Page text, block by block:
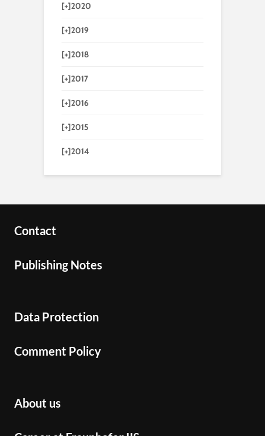
[+]2020
[+]2019
[+]2018
[+]2017
[+]2016
[+]2015
[+]2014
Contact
Publishing Notes
Data Protection
Comment Policy
About us